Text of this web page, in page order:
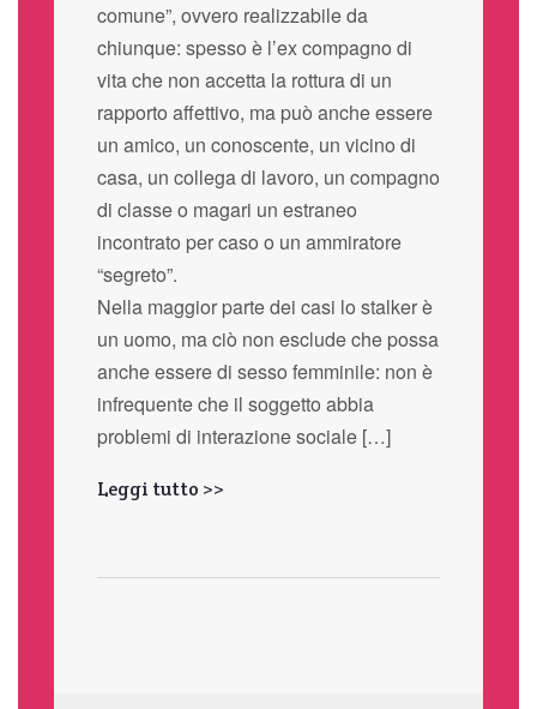
comune”, ovvero realizzabile da
chiunque: spesso è l’ex compagno di
vita che non accetta la rottura di un
rapporto affettivo, ma può anche essere
un amico, un conoscente, un vicino di
casa, un collega di lavoro, un compagno
di classe o magari un estraneo
incontrato per caso o un ammiratore
“segreto”.
Nella maggior parte dei casi lo stalker è
un uomo, ma ciò non esclude che possa
anche essere di sesso femminile: non è
infrequente che il soggetto abbia
problemi di interazione sociale […]
Leggi tutto >>